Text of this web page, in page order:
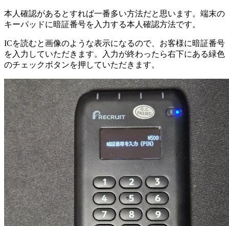
本人確認があるとすれば一番多い方法だと思います。端末の
キーパッドに暗証番号を入力する本人確認方法です。
ICを読むと画像のような表示になるので、お客様に暗証番号
を入力していただきます。入力が終わったら右下にある緑色
のチェックボタンを押していただきます。